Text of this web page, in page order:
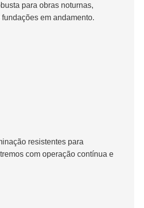
para obras noturnas,
em andamento.
resistentes para
com operação contínua e